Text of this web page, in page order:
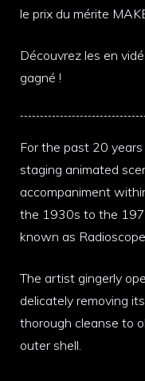
le prix du mérite
Découvrez les en
gagné !
For the past 20
staging animated
accompaniment
the 1930s to the
known as
The artist gingerly
delicately removing
thorough cleanse to
outer shell.